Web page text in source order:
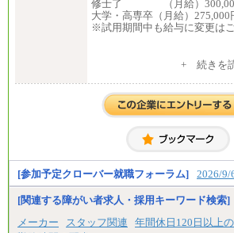
修士了 （月給）
大学・高専卒（月給）275,000
※試用期間中も給与に変更はご
大学・高専卒（月給）275,000
※試用期間中も給与に変更は
+ 続きを
[参加予定クローバー就職フォーラム] 2026/9/
[関連する障がい者求人・採用キーワード検索]
メーカー
スタッフ関連 年間休日120日以上